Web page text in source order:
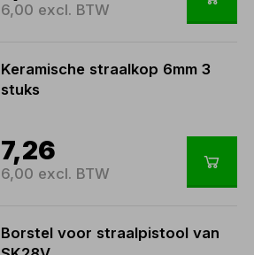
6,00 excl. BTW
Keramische straalkop 6mm 3
stuks
7,26
6,00 excl. BTW
Borstel voor straalpistool van